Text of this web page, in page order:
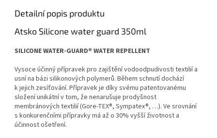
Detailní popis produktu
Atsko Silicone water guard 350ml
SILICONE WATER-GUARD® WATER REPELLENT
Vysoce účinný přípravek pro zajištění vodoodpudivosti textilií a
usní na bázi silikonových polymerů. Během schnutí dochází
k jejich zesíťování. Přípravek je díky svému patentovanému
složení unikátní v tom, že nenarušuje prodyšnost
membránových textilií (Gore-TEX®, Sympatex®, …). Ve srovnání
s konkurenčními přípravky má až o 30% vyšší životnost a
účinnost ošetření.